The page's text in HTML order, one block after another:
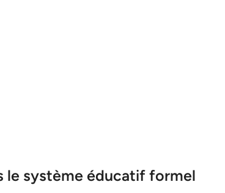
le système éducatif formel